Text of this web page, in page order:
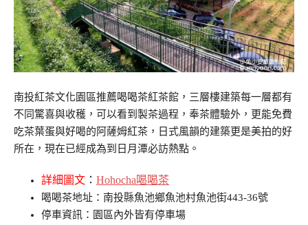
南投紅茶文化園區推薦喝喝茶紅茶館，三層樓建築每一層都有
不同驚喜與收穫，可以看到製茶過程，奉茶體驗外，更能免費
吃茶葉蛋與好喝的阿薩姆紅茶，日式風韻的建築更是美拍的好
所在，現在已經成為到日月潭必訪熱點。
詳細圖文 ： Hohocha喝喝茶
喝喝茶地址：南投縣魚池鄉魚池村魚池街443-36號
停車資訊：園區內外皆有停車場